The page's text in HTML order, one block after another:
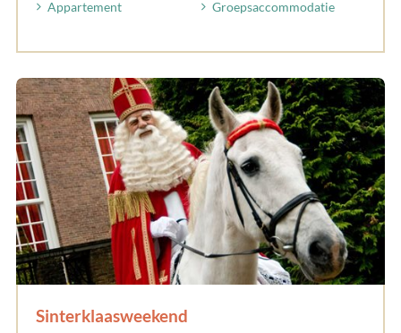
Appartement Groepsaccommodatie
Sinterklaasweekend